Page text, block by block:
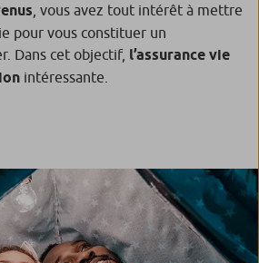
, vous avez tout intérêt à mettre
pour vous constituer un
Dans cet objectif, l’assurance vie
intéressante.